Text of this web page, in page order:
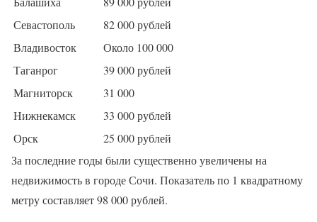
Севастополь
82 000 рублей
Владивосток
Около 100 000
Таганрог
39 000 рублей
Магниторск
31 000
Нижнекамск
33 000 рублей
Орск
25 000 рублей
За последние годы были существенно увеличены на
недвижимость в городе Сочи. Показатель по 1 квадратному
метру составляет 98 000 рублей.